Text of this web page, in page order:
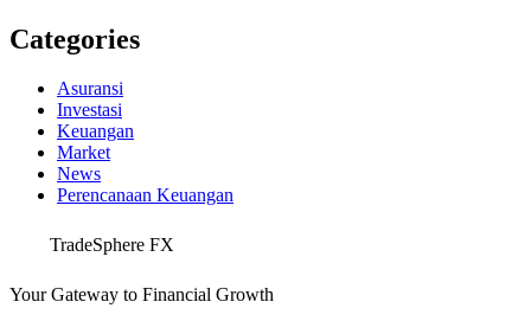
Categories
Asuransi
Investasi
Keuangan
Market
News
Perencanaan Keuangan
TradeSphere FX
Your Gateway to Financial Growth